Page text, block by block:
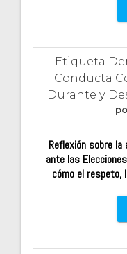
Etiqueta
Conducta
Durante y
Reflexión sobre
ante las
cómo el respeto,